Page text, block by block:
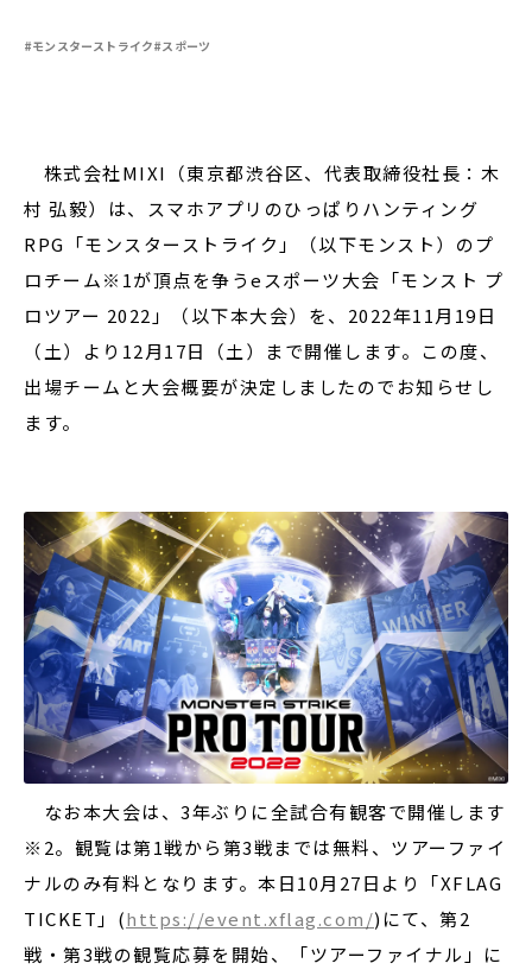
#モンスターストライク#スポーツ
株式会社MIXI（東京都渋谷区、代表取締役社長：木
村 弘毅）は、スマホアプリのひっぱりハンティング
RPG「モンスターストライク」（以下モンスト）のプ
ロチーム※1が頂点を争うeスポーツ大会「モンスト プ
ロツアー 2022」（以下本大会）を、2022年11月19日
（土）より12月17日（土）まで開催します。この度、
出場チームと大会概要が決定しましたのでお知らせし
ます。
なお本大会は、3年ぶりに全試合有観客で開催します
※2。観覧は第1戦から第3戦までは無料、ツアーファイ
ナルのみ有料となります。本日10月27日より「XFLAG
TICKET」(https://event.xflag.com/)にて、第2
戦・第3戦の観覧応募を開始、「ツアーファイナル」に